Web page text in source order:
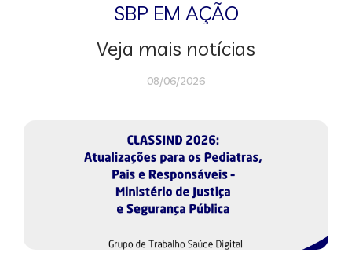
SBP EM AÇÃO
Veja mais notícias
08/06/2026